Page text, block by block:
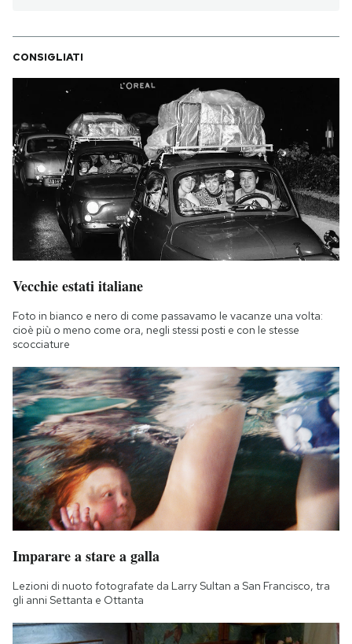
CONSIGLIATI
Vecchie estati italiane
Foto in bianco e nero di come passavamo le vacanze una volta:
cioè più o meno come ora, negli stessi posti e con le stesse
scocciature
Imparare a stare a galla
Lezioni di nuoto fotografate da Larry Sultan a San Francisco, tra
gli anni Settanta e Ottanta